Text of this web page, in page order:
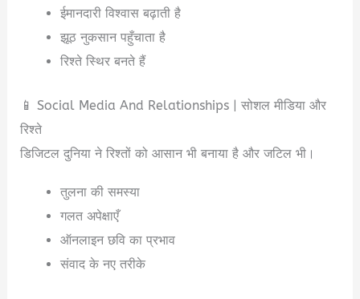
ईमानदारी विश्वास बढ़ाती है
झूठ नुकसान पहुँचाता है
रिश्ते स्थिर बनते हैं
📱 Social Media And Relationships | सोशल मीडिया और
रिश्ते
डिजिटल दुनिया ने रिश्तों को आसान भी बनाया है और जटिल भी।
तुलना की समस्या
गलत अपेक्षाएँ
ऑनलाइन छवि का प्रभाव
संवाद के नए तरीके